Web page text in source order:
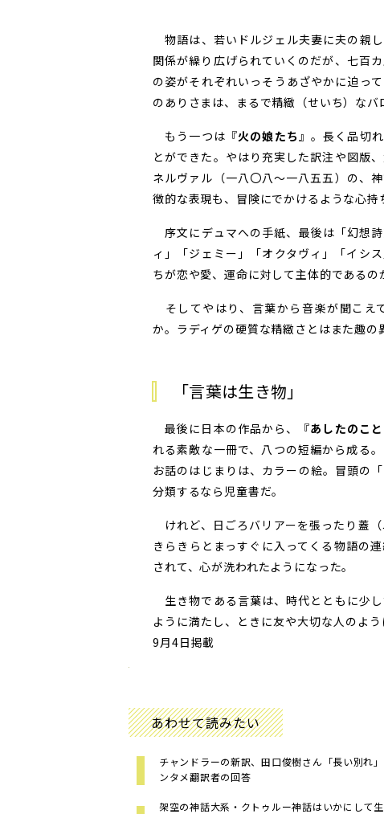
物語は、若いドルジェル夫妻に夫の親
関係が繰り広げられていくのだが、七百
の姿がそれぞれいっそうあざやかに迫っ
のありさまは、まるで精緻（せいち）なバ
もう一つは『火の娘たち』。長く品切
とができた。やはり充実した訳注や図版
ネルヴァル（一八〇八～一八五五）の、
徴的な表現も、冒険にでかけるような心持
序文にデュマへの手紙、最後は「幻想
ィ」「ジェミー」「オクタヴィ」「イシ
ちが恋や愛、運命に対して主体的であるの
そしてやはり、言葉から音楽が聞こえ
か。ラディゲの硬質な精緻さとはまた趣の
「言葉は生き物」
最後に日本の作品から、『あしたのこ
れる素敵な一冊で、八つの短編から成る
お話のはじまりは、カラーの絵。冒頭の
分類するなら児童書だ。
けれど、日ごろバリアーを張ったり蓋
きらきらとまっすぐに入ってくる物語の
されて、心が洗われたようになった。
生き物である言葉は、時代とともに少
ように満たし、ときに友や大切な人のよ
9月4日掲載
あわせて読みたい
チャンドラーの新訳、田口俊樹さん「長い別れ
ンタメ翻訳者の回答
架空の神話大系・クトゥルー神話はいかにして